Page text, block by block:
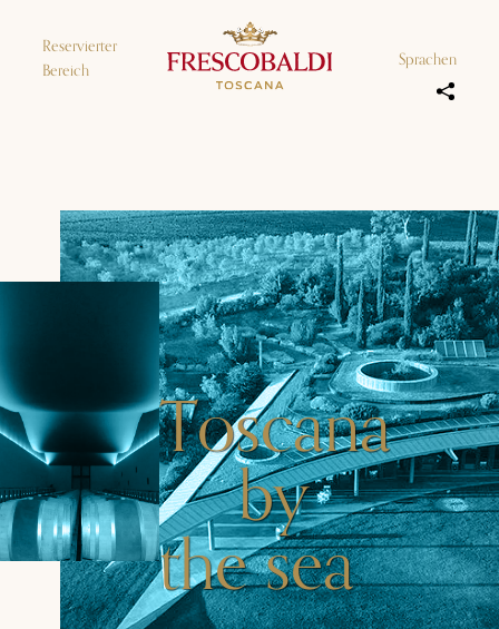
Reservierter
Bereich
Sprachen
Toscana
by
the sea